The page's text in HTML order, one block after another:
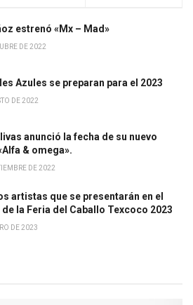
estrenó «Mx – Mad»
DE 2022
Azules se preparan para el 2023
DE 2022
anunció la fecha de su nuevo
& omega».
DE 2022
artistas que se presentarán en el
de la Feria del Caballo Texcoco 2023
DE 2023